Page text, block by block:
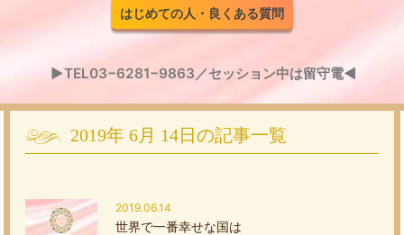
はじめての人・良くある質問
▶TEL03−6281−9863／セッション中は留守電◀
2019年 6月 14日の記事一覧
2019.06.14
世界で一番幸せな国は